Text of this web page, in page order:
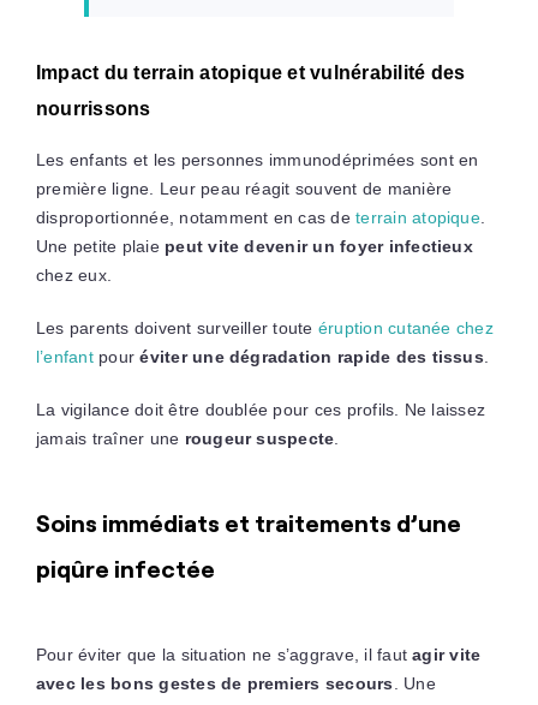
Impact du terrain atopique et vulnérabilité des
nourrissons
Les enfants et les personnes immunodéprimées sont en
première ligne. Leur peau réagit souvent de manière
disproportionnée, notamment en cas deterrain atopique.
Une petite plaie peut vite devenir un foyer infectieux
chez eux.
Les parents doivent surveiller toute éruption cutanée chez
l’enfantpouréviter une dégradation rapide des tissus
La vigilance doit être doublée pour ces profils. Ne laissez
jamais traîner une rougeur suspecte
Soins immédiats et traitements d’une
piqûre infectée
Pour éviter que la situation ne s’aggrave, il fautagir vite
avec les bons gestes de premiers secours . Une